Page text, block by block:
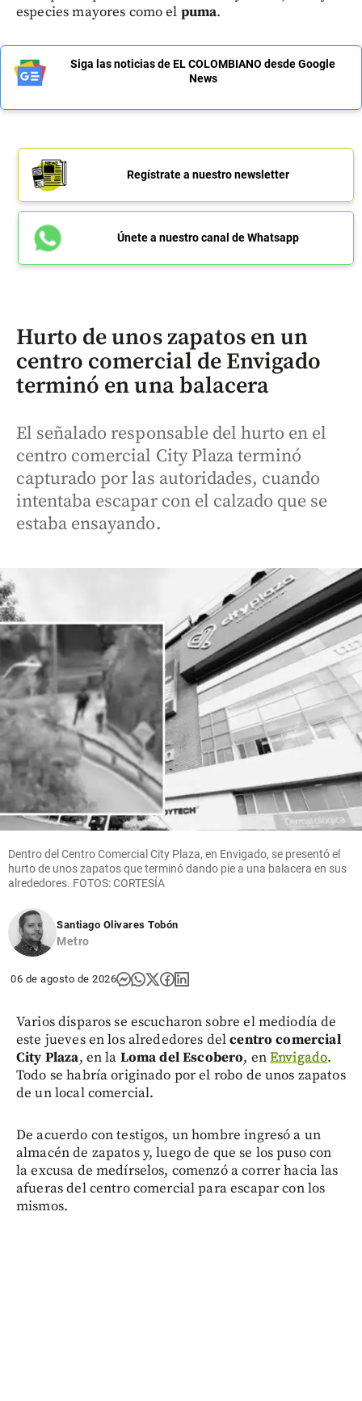
especies mayores como el puma.
Siga las noticias de EL COLOMBIANO desde Google
News
Regístrate a nuestro newsletter
Únete a nuestro canal de Whatsapp
Hurto de unos zapatos en un
centro comercial de Envigado
terminó en una balacera
El señalado responsable del hurto en el
centro comercial City Plaza terminó
capturado por las autoridades, cuando
intentaba escapar con el calzado que se
estaba ensayando.
Dentro del Centro Comercial City Plaza, en Envigado, se presentó el
hurto de unos zapatos que terminó dando pie a una balacera en sus
alrededores. FOTOS: CORTESÍA
Santiago Olivares Tobón
Metro
06 de agosto de 2026
Varios disparos se escucharon sobre el mediodía de
este jueves en los alrededores delcentro comercial
City Plaza, en la Loma del Escobero, enEnvigado.
Todo se habría originado por el robo de unos zapatos
de un local comercial.
De acuerdo con testigos, un hombre ingresó a un
almacén de zapatos y, luego de que se los puso con
la excusa de medírselos, comenzó a correr hacia las
afueras del centro comercial para escapar con los
mismos.